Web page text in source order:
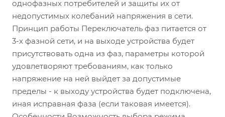
однофазных потребителей и защиты их от
недопустимых колебаний напряжения в сети.
Принцип работы Переключатель фаз питается от
3-х фазной сети, и на выходе устройства будет
присутствовать одна из фаз, параметры которой
удовлетворяют требованиям, как только
напряжение на ней выйдет за допустимые
пределы - к выходу устройства будет подключена,
иная исправная фаза (если таковая имеется).